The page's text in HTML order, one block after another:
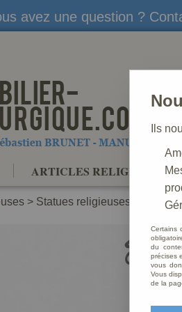
avez une question ?
ARTICLES RELIGIEUX
> Statues religieuses de la
Ils
Certains
du
précises
vous
Vous
de la